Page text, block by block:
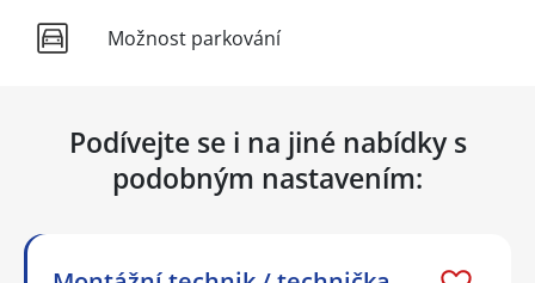
Možnost parkování
Podívejte se i na jiné nabídky s
podobným nastavením: